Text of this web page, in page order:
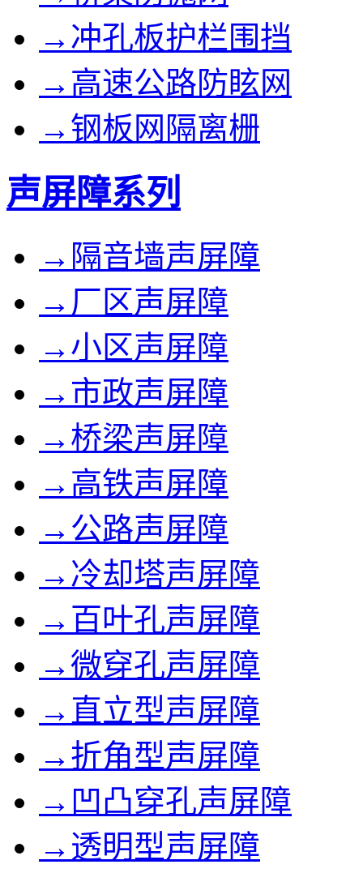
→冲孔板护栏围挡
→高速公路防眩网
→钢板网隔离栅
声屏障系列
→隔音墙声屏障
→厂区声屏障
→小区声屏障
→市政声屏障
→桥梁声屏障
→高铁声屏障
→公路声屏障
→冷却塔声屏障
→百叶孔声屏障
→微穿孔声屏障
→直立型声屏障
→折角型声屏障
→凹凸穿孔声屏障
→透明型声屏障